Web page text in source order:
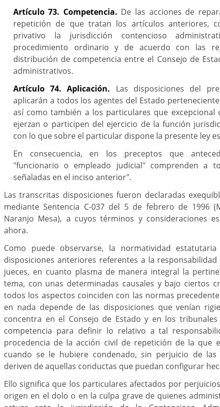
Artículo 73. Competencia. De las acciones de
repetición de que tratan los artículos anteriores,
privativo la jurisdicción contencioso
procedimiento ordinario y de acuerdo con las
distribución de competencia entre el Consejo de
administrativos.
Artículo 74. Aplicación. Las disposiciones del
aplicarán a todos los agentes del Estado
así como también a los particulares que
ejerzan o participen del ejercicio de la función
con lo que sobre el particular dispone la presente ley
En consecuencia, en los preceptos que
"funcionario o empleado judicial" comprenden a
señaladas en el inciso anterior".
Las transcritas disposiciones fueron declaradas
mediante Sentencia C-037 del 5 de febrero de 1996
Naranjo Mesa), a cuyos términos y consideraciones
ahora.
Como puede observarse, la normatividad
disposiciones anteriores referentes a la
jueces, en cuanto plasma de manera integral la
tema, con unas determinadas causales y bajo ciertos
todos los aspectos coinciden con las normas
en nada depende de las disposiciones que venían
concentra en el Consejo de Estado y en los
competencia para definir lo relativo a tal
procedencia de la acción civil de repetición de la que
cuando se le hubiere condenado, sin perjuicio de las
deriven de aquellas conductas que puedan configurar
Ello significa que los particulares afectados por
origen en el dolo o en la culpa grave de quienes